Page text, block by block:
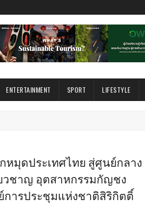
ENTERTAINMENT SPORT LIFESTYLE
ปักหมุดประเทศไทย สู่ศูนย์กลาง
วชาญ อุตสาหกรรมกัญชง
การประชุมแห่งชาติสิริกิตติ์